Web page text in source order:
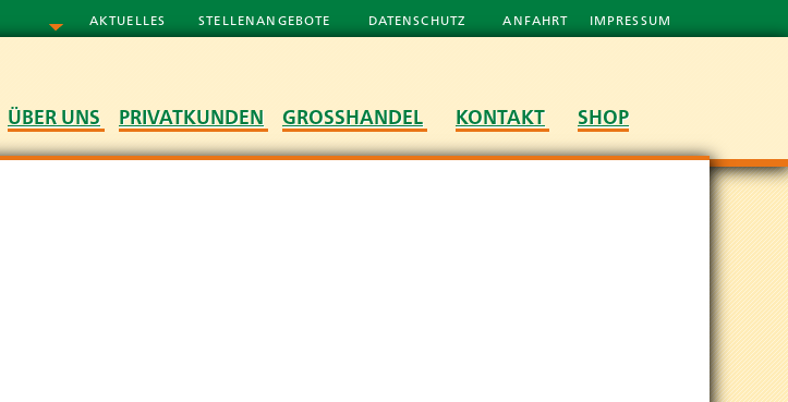
AKTUELLES STELLENANGEBOTE DATENSCHUTZ ANFAHRT IMPRESSUM
ÜBER UNS PRIVATKUNDEN GROSSHANDEL KONTAKT SHOP